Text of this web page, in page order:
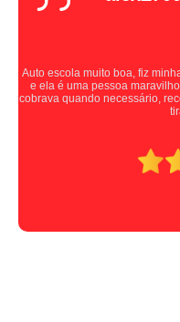
Auto escola muito boa, fiz
e ela é uma pessoa
cobrava quando necessário,